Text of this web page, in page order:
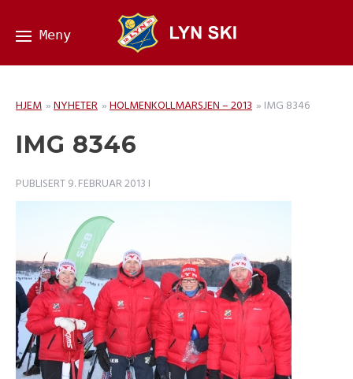
HJEM »NYHETER »HOLMENKOLLMARSJEN – 2013 » IMG 8346
IMG 8346
PUBLISERT9. FEBRUAR 2013 I